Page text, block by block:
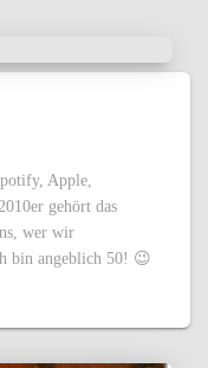
Apple,
gehört das
wer wir
bin angeblich 50! 😉